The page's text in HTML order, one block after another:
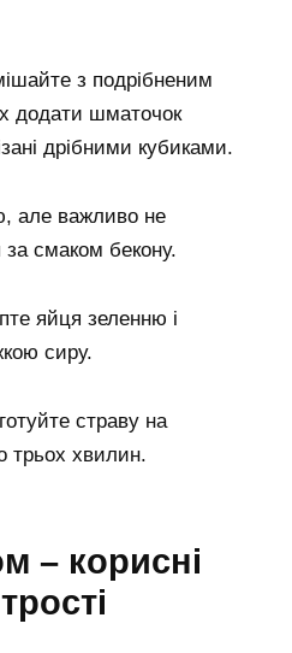
з подрібненим
додати шматочок
дрібними кубиками.
але важливо не
смаком бекону.
яйця зеленню і
сиру.
страву на
трьох хвилин.
– корисні